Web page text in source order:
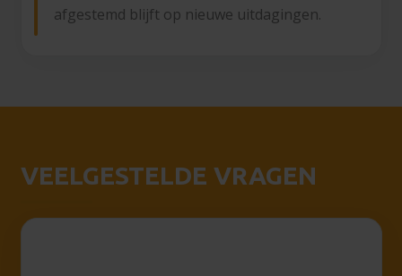
afgestemd blijft op nieuwe uitdagingen.
VEELGESTELDE VRAGEN